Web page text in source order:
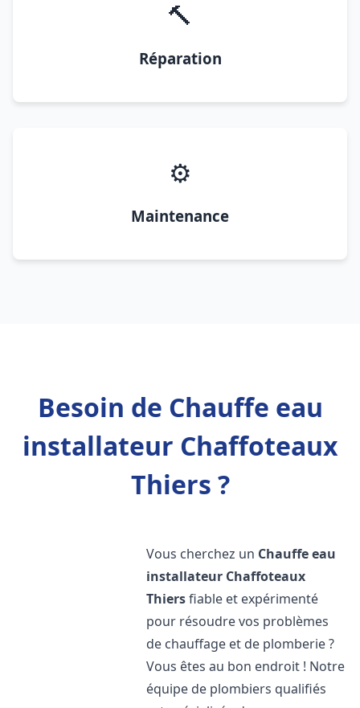
🔨
Réparation
⚙️
Maintenance
Besoin de Chauffe eau
installateur Chaffoteaux
Thiers ?
Vous cherchez un Chauffe eau
installateur Chaffoteaux
Thiersfiable et expérimenté
pour résoudre vos problèmes
de chauffage et de plomberie ?
Vous êtes au bon endroit ! Notre
équipe de plombiers qualifiés